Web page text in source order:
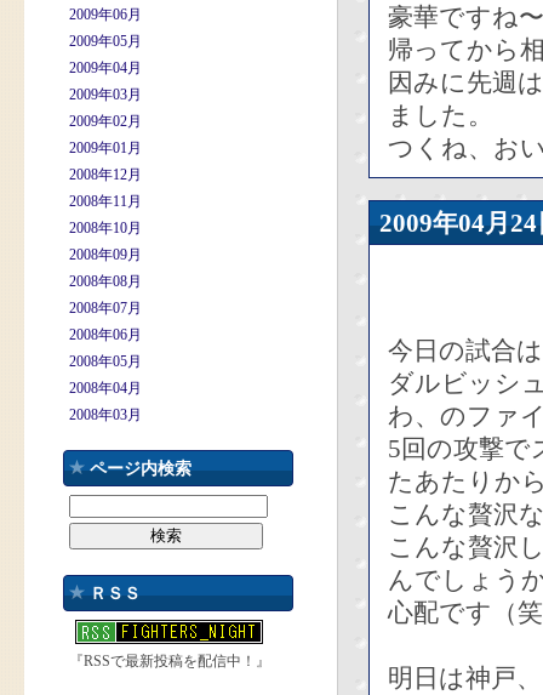
2009年06月
2009年05月
2009年04月
2009年03月
2009年02月
2009年01月
2008年12月
2008年11月
2008年10月
2008年09月
2008年08月
2008年07月
2008年06月
2008年05月
2008年04月
2008年03月
ページ内検索
ＲＳＳ
『RSSで最新投稿を配信中！』
豪華ですね
帰ってから
因みに先週
ました。
つくね、お
2009年04
今日の試合
ダルビッシ
わ、のファ
5回の攻撃で
たあたりか
こんな贅沢
こんな贅沢
んでしょう
心配です（
明日は神戸